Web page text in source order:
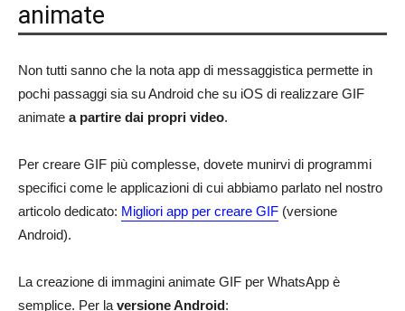
animate
Non tutti sanno che la nota app di messaggistica permette in
pochi passaggi sia su Android che su iOS di realizzare GIF
animate a partire dai propri video.
Per creare GIF più complesse, dovete munirvi di programmi
specifici come le applicazioni di cui abbiamo parlato nel nostro
articolo dedicato: Migliori app per creare GIF (versione
Android).
La creazione di immagini animate GIF per WhatsApp è
semplice. Per la versione Android: